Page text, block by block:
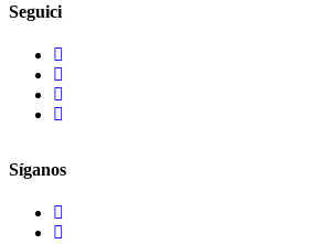
Seguici
Síganos